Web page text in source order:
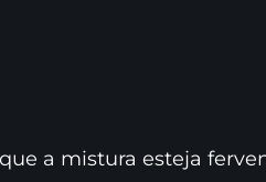
a mistura esteja